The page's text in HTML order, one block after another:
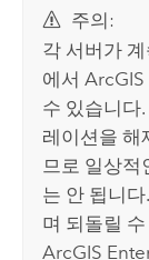
주의:
각 서버가
에서
수 있습니다
레이션을 해
므로 일상적
는 안 됩니
며 되돌릴
ArcGIS